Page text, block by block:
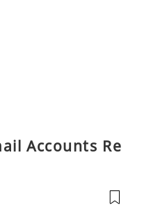
Accounts Re